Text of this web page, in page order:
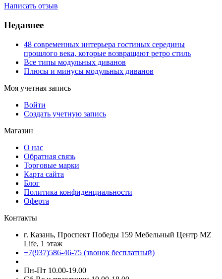
Написать отзыв
Недавнее
48 современных интерьера гостиных середины
прошлого века, которые возвращают ретро стиль
Все типы модульных диванов
Плюсы и минусы модульных диванов
Моя учетная запись
Войти
Создать учетную запись
Магазин
О нас
Обратная связь
Торговые марки
Карта сайта
Блог
Политика конфиденциальности
Оферта
Контакты
г. Казань, Проспект Победы 159 Мебельный Центр MZ
Life, 1 этаж
+7(937)586-46-75 (звонок бесплатный)
Пн-Пт 10.00-19.00